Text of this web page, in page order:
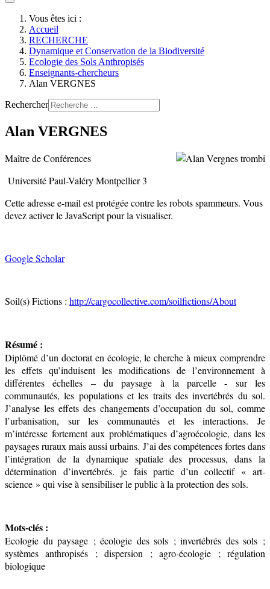
Vous êtes ici :
Accueil
RECHERCHE
Dynamique et Conservation de la Biodiversité
Ecologie des Sols Anthropisés
Enseignants-chercheurs
Alan VERGNES
Rechercher
Alan VERGNES
Maître de Conférences
Université Paul-Valéry Montpellier 3
Cette adresse e-mail est protégée contre les robots spammeurs. Vous
devez activer le JavaScript pour la visualiser.
Google Scholar
Soil(s) Fictions : http://cargocollective.com/soilfictions/About
Résumé :
Diplômé d’un doctorat en écologie, le cherche à mieux comprendre
les effets qu’induisent les modifications de l’environnement à
différentes échelles – du paysage à la parcelle - sur les
communautés, les populations et les traits des invertébrés du sol.
J’analyse les effets des changements d’occupation du sol, comme
l’urbanisation, sur les communautés et les interactions. Je
m’intéresse fortement aux problématiques d’agroécologie, dans les
paysages ruraux mais aussi urbains. J’ai des compétences fortes dans
l’intégration de la dynamique spatiale des processus, dans la
détermination d’invertébrés. je fais partie d’un collectif « art-
science » qui vise à sensibiliser le public à la protection des sols.
Mots-clés :
Ecologie du paysage ; écologie des sols ; invertébrés des sols ;
systèmes anthropisés ; dispersion ; agro-écologie ; régulation
biologique